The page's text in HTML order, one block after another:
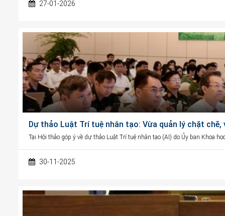
27-01-2026
Dự thảo Luật Trí tuệ nhân tạo: Vừa quản lý chặt
Tại Hội thảo góp ý về dự thảo Luật Trí tuệ nhân tạo (AI) do Ủy ban Khoa
30-11-2025